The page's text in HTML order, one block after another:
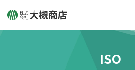
ISO